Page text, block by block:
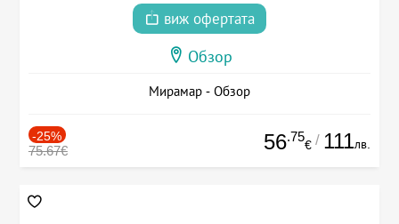
виж офертата
Обзор
Мирамар - Обзор
-25%
75.67€ 56.75
€ / 111лв.